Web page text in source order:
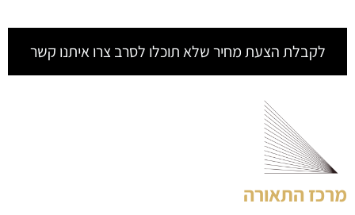
לקבלת הצעת מחיר שלא תוכלו לסרב צרו איתנו קשר
מרכז התאורה